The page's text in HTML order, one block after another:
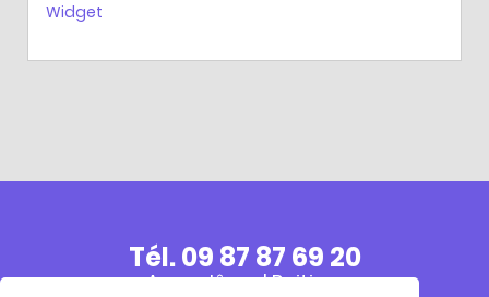
Widget
Tél. 09 87 87 69 20
Angoulême | Poitiers